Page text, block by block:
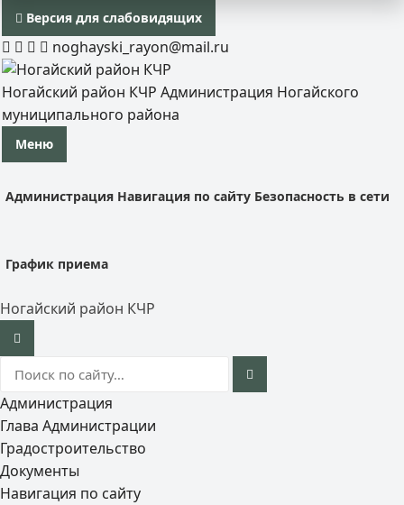
Версия для слабовидящих
noghayski_rayon@mail.ru
Ногайский район КЧР Администрация Ногайского
муниципального района
Меню
Администрация Навигация по сайту Безопасность в сети
График приема
Ногайский район КЧР
Администрация
Глава Администрации
Градостроительство
Документы
Навигация по сайту